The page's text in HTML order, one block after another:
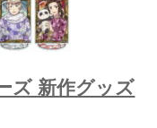
ズ 新作グッズ